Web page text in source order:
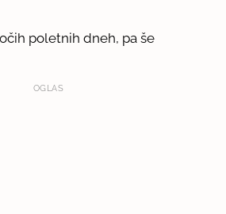
poletnih dneh, pa še
OGLAS